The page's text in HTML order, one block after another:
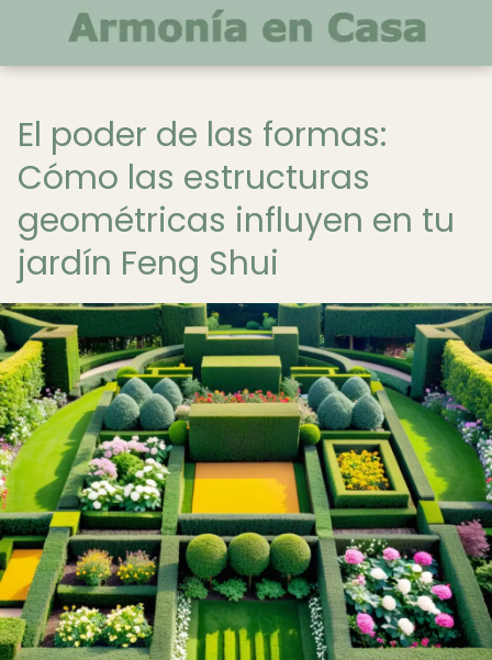
El poder de las formas:
Cómo las estructuras
geométricas influyen en tu
jardín Feng Shui